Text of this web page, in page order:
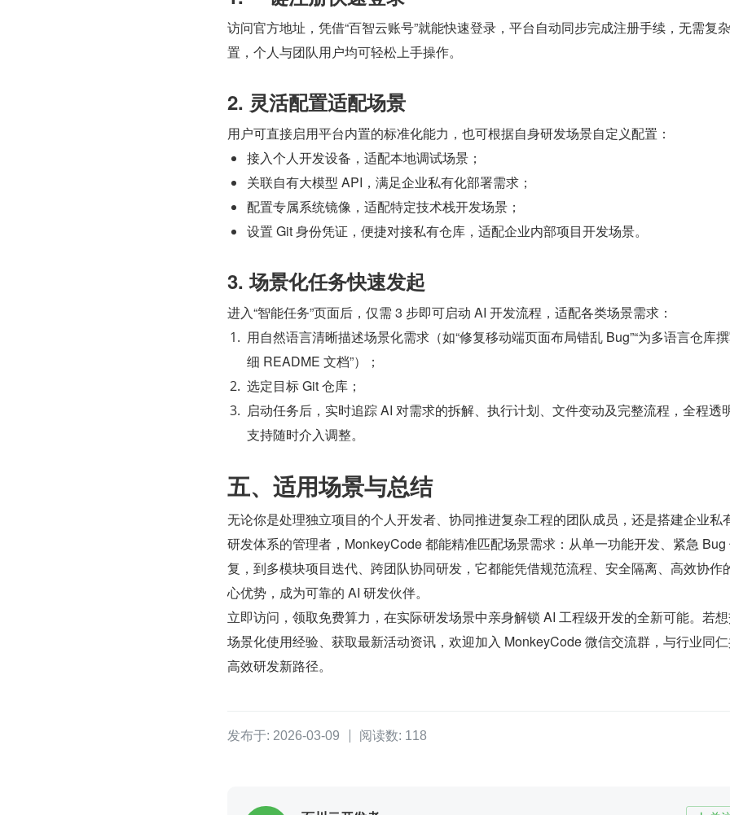
访问官方地址，凭借“百智云账号”就能快速登录，平台自动同步完成注册手续，无需复
置，个人与团队用户均可轻松上手操作。
2. 灵活配置适配场景
用户可直接启用平台内置的标准化能力，也可根据自身研发场景自定义配置：
接入个人开发设备，适配本地调试场景；
关联自有大模型 API，满足企业私有化部署需求；
配置专属系统镜像，适配特定技术栈开发场景；
设置 Git 身份凭证，便捷对接私有仓库，适配企业内部项目开发场景。
3. 场景化任务快速发起
进入“智能任务”页面后，仅需 3 步即可启动 AI 开发流程，适配各类场景需求：
用自然语言清晰描述场景化需求（如“修复移动端页面布局错乱 Bug”“为多语言仓库
细 README 文档”）；
选定目标 Git 仓库；
启动任务后，实时追踪 AI 对需求的拆解、执行计划、文件变动及完整流程，全程透
支持随时介入调整。
五、适用场景与总结
无论你是处理独立项目的个人开发者、协同推进复杂工程的团队成员，还是搭建企业私
研发体系的管理者，MonkeyCode 都能精准匹配场景需求：从单一功能开发、紧急 Bug
复，到多模块项目迭代、跨团队协同研发，它都能凭借规范流程、安全隔离、高效协作
心优势，成为可靠的 AI 研发伙伴。
立即访问，领取免费算力，在实际研发场景中亲身解锁 AI 工程级开发的全新可能。若
场景化使用经验、获取最新活动资讯，欢迎加入 MonkeyCode 微信交流群，与行业同
高效研发新路径。
发布于: 2026-03-09 阅读数: 118